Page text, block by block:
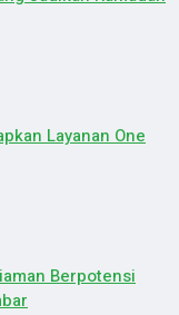
Layanan One
Berpotensi